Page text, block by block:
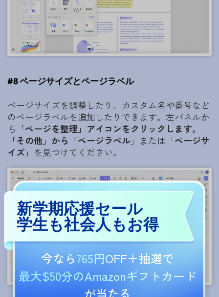
#8 ページサイズとページラベル
ページサイズを調整したり、カスタム名や番号など
のページラベルを追加したりできます。左パネルか
ら「ページを整理」アイコンをクリックします。
「その他」から「ページラベル」または「ページサ
イズ」を見つけてください。
新学期応援セール
学生も社会人もお得
今なら765円OFF＋抽選で
最大$50分のAmazonギフトカード
が当たる